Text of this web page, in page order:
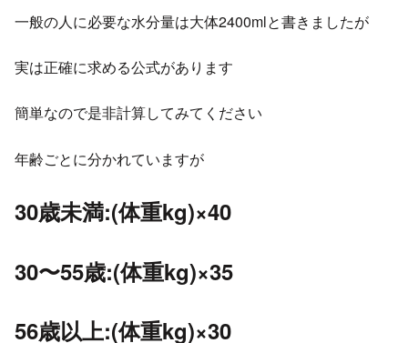
一般の人に必要な水分量は大体2400mlと書きましたが
実は正確に求める公式があります
簡単なので是非計算してみてください
年齢ごとに分かれていますが
30歳未満:(体重kg)×40
30〜55歳:(体重kg)×35
56歳以上:(体重kg)×30